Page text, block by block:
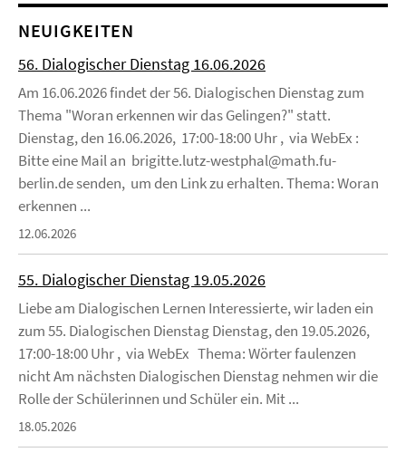
NEUIGKEITEN
56. Dialogischer Dienstag 16.06.2026
Am 16.06.2026 findet der 56. Dialogischen Dienstag zum
Thema "Woran erkennen wir das Gelingen?" statt.
Dienstag, den 16.06.2026, 17:00-18:00 Uhr , via WebEx :
Bitte eine Mail an brigitte.lutz-westphal@math.fu-
berlin.de senden, um den Link zu erhalten. Thema: Woran
erkennen ...
12.06.2026
55. Dialogischer Dienstag 19.05.2026
Liebe am Dialogischen Lernen Interessierte, wir laden ein
zum 55. Dialogischen Dienstag Dienstag, den 19.05.2026,
17:00-18:00 Uhr , via WebEx Thema: Wörter faulenzen
nicht Am nächsten Dialogischen Dienstag nehmen wir die
Rolle der Schülerinnen und Schüler ein. Mit ...
18.05.2026